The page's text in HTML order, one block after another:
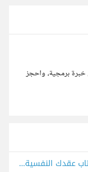
برمجية، واحجز
اللطف المفرط: قناع للخوف « من كتاب عقدك النفسية سجنك الأبدي »